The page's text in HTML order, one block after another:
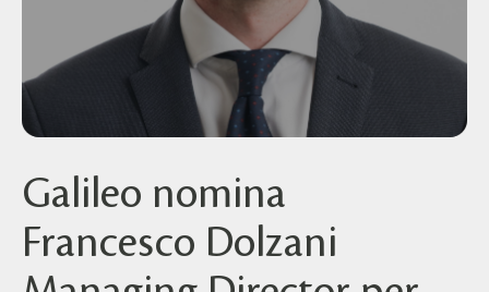
Galileo nomina
Francesco Dolzani